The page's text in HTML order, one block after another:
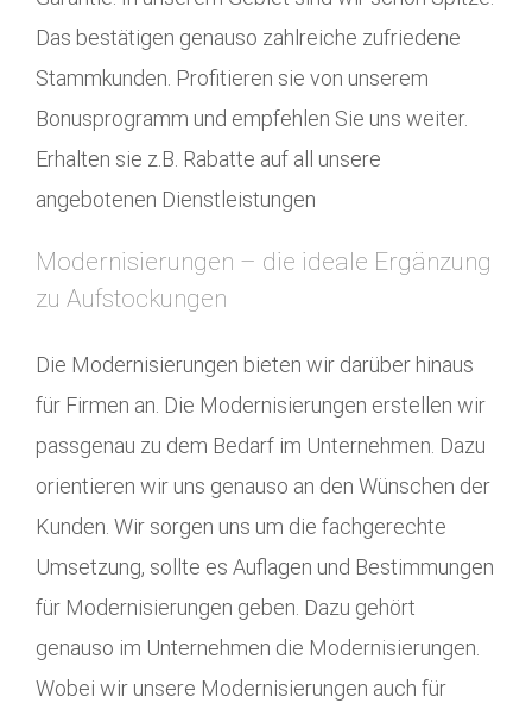
Das bestätigen genauso zahlreiche zufriedene
Stammkunden. Profitieren sie von unserem
Bonusprogramm und empfehlen Sie uns weiter.
Erhalten sie z.B. Rabatte auf all unsere
angebotenen Dienstleistungen
Modernisierungen – die ideale Ergänzung
zu Aufstockungen
Die Modernisierungen bieten wir darüber hinaus
für Firmen an. Die Modernisierungen erstellen wir
passgenau zu dem Bedarf im Unternehmen. Dazu
orientieren wir uns genauso an den Wünschen der
Kunden. Wir sorgen uns um die fachgerechte
Umsetzung, sollte es Auflagen und Bestimmungen
für Modernisierungen geben. Dazu gehört
genauso im Unternehmen die Modernisierungen.
Wobei wir unsere Modernisierungen auch für